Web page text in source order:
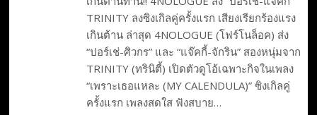
TRINITY ลงซิงเกิลคู่ครั้งแรก เสียงเรียกร้องแรง
เกินต้าน ล่าสุด 4NOLOGUE (โฟร์โนล็อค) ส่ง
“ปอร์เช่-ศิวกร” และ “แจ๊คกี้-จักริน” สองหนุ่มจาก
TRINITY (ทรินิตี้) เปิดตัวดูโอ้เฉพาะกิจในเพลง
“เพราะเธอแหละ (MY CALENDULA)” ซิงเกิลคู่
ครั้งแรก เพลงสดใส ฟังสบาย…